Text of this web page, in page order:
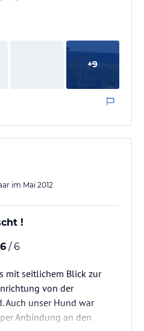
Kurzurlaub gewesen. Wir
+9
im Mai 2012
!
6 / 6
mit seitlichem Blick zur
von der
Auch unser Hund war
Anbindung an den